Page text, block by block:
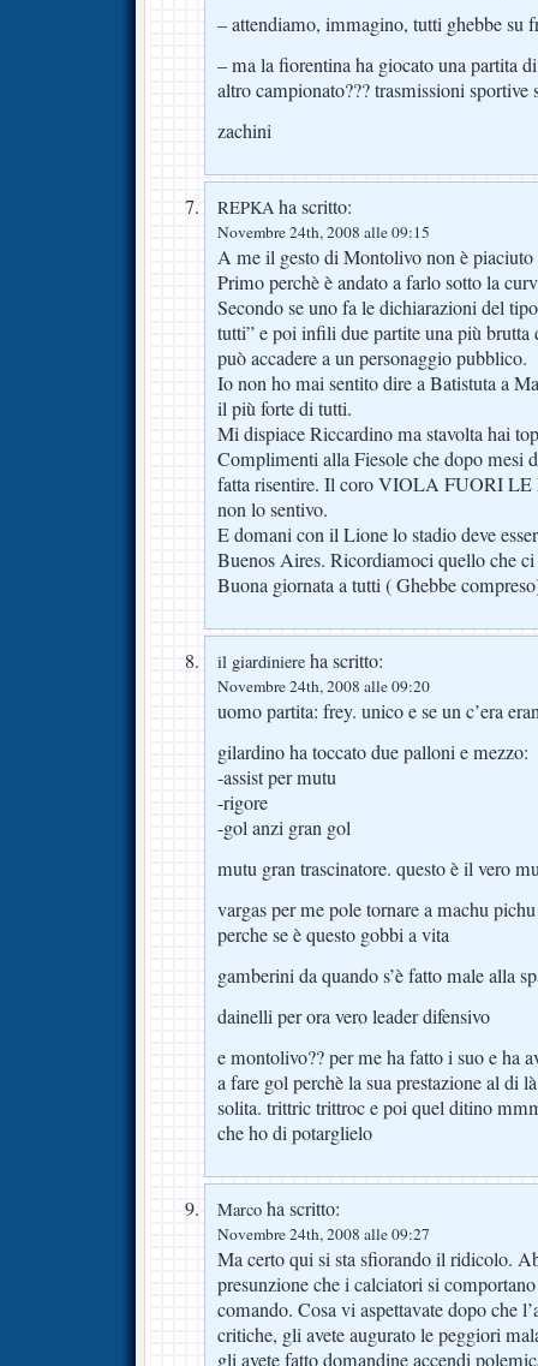
– attendiamo, immagino, tutti ghebbe
– ma la fiorentina ha giocato una partita
altro campionato??? trasmissioni sportive
zachini
REPKA ha scritto:
Novembre 24th, 2008 alle 09:15
A me il gesto di Montolivo non è piaciuto
Primo perchè è andato a farlo sotto la
Secondo se uno fa le dichiarazioni del
tutti” e poi infili due partite una più brutta
può accadere a un personaggio pubblico.
Io non ho mai sentito dire a Batistuta a
il più forte di tutti.
Mi dispiace Riccardino ma stavolta hai
Complimenti alla Fiesole che dopo mesi
fatta risentire. Il coro VIOLA FUORI LE
non lo sentivo.
E domani con il Lione lo stadio deve
Buenos Aires. Ricordiamoci quello che ci
Buona giornata a tutti ( Ghebbe
il giardiniere ha scritto:
Novembre 24th, 2008 alle 09:20
uomo partita: frey. unico e se un c’era
gilardino ha toccato due palloni e mezzo:
-assist per mutu
-rigore
-gol anzi gran gol
mutu gran trascinatore. questo è il vero
vargas per me pole tornare a machu pichu
perche se è questo gobbi a vita
gamberini da quando s’è fatto male alla
dainelli per ora vero leader difensivo
e montolivo?? per me ha fatto i suo e ha
a fare gol perchè la sua prestazione al di
solita. trittric trittroc e poi quel ditino
che ho di potarglielo
Marco ha scritto:
Novembre 24th, 2008 alle 09:27
Ma certo qui si sta sfiorando il ridicolo.
presunzione che i calciatori si
comando. Cosa vi aspettavate dopo che
critiche, gli avete augurato le peggiori
gli avete fatto domandine accendi